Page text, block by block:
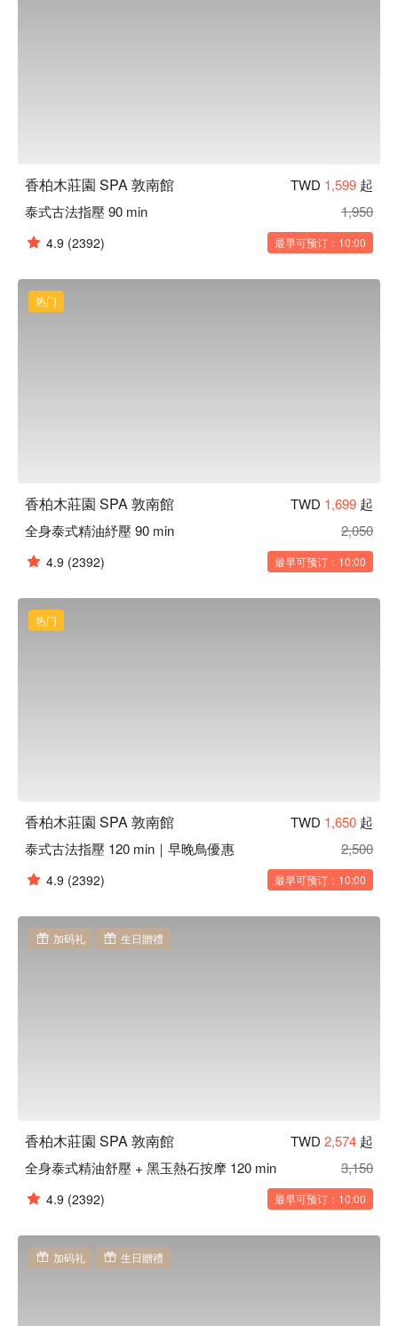
香柏木莊園 SPA 敦南館 TWD 1,599 起
泰式古法指壓 90 min
1,950
4.9 (2392) 最早可预订：10:00
热门
香柏木莊園 SPA 敦南館 TWD 1,699 起
全身泰式精油紓壓 90 min
2,050
4.9 (2392) 最早可预订：10:00
热门
香柏木莊園 SPA 敦南館 TWD 1,650 起
泰式古法指壓 120 min｜早晚鳥優惠
2,500
4.9 (2392) 最早可预订：10:00
加码礼 生日贈禮
香柏木莊園 SPA 敦南館 TWD 2,574 起
全身泰式精油舒壓 + 黑玉熱石按摩 120 min
3,150
4.9 (2392) 最早可预订：10:00
加码礼 生日贈禮